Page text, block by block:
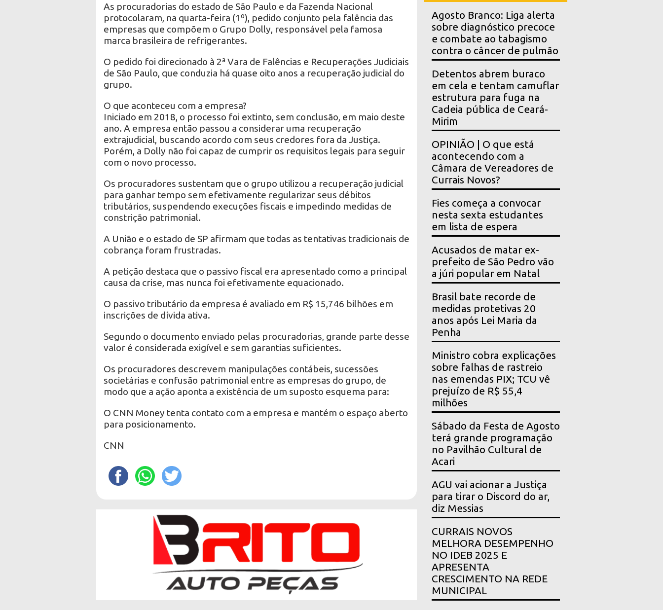
As procuradorias do estado de São Paulo e da Fazenda Nacional
protocolaram, na quarta-feira (1º), pedido conjunto pela falência das
empresas que compõem o Grupo Dolly, responsável pela famosa
marca brasileira de refrigerantes.
O pedido foi direcionado à 2ª Vara de Falências e Recuperações Judiciais
de São Paulo, que conduzia há quase oito anos a recuperação judicial do
grupo.
O que aconteceu com a empresa?
Iniciado em 2018, o processo foi extinto, sem conclusão, em maio deste
ano. A empresa então passou a considerar uma recuperação
extrajudicial, buscando acordo com seus credores fora da Justiça.
Porém, a Dolly não foi capaz de cumprir os requisitos legais para seguir
com o novo processo.
Os procuradores sustentam que o grupo utilizou a recuperação judicial
para ganhar tempo sem efetivamente regularizar seus débitos
tributários, suspendendo execuções fiscais e impedindo medidas de
constrição patrimonial.
A União e o estado de SP afirmam que todas as tentativas tradicionais de
cobrança foram frustradas.
A petição destaca que o passivo fiscal era apresentado como a principal
causa da crise, mas nunca foi efetivamente equacionado.
O passivo tributário da empresa é avaliado em R$ 15,746 bilhões em
inscrições de dívida ativa.
Segundo o documento enviado pelas procuradorias, grande parte desse
valor é considerada exigível e sem garantias suficientes.
Os procuradores descrevem manipulações contábeis, sucessões
societárias e confusão patrimonial entre as empresas do grupo, de
modo que a ação aponta a existência de um suposto esquema para:
O CNN Money tenta contato com a empresa e mantém o espaço aberto
para posicionamento.
CNN
Agosto Branco: Liga alerta
sobre diagnóstico precoce
e combate ao tabagismo
contra o câncer de pulmão
Detentos abrem buraco
em cela e tentam camuflar
estrutura para fuga na
Cadeia pública de Ceará-
Mirim
OPINIÃO | O que está
acontecendo com a
Câmara de Vereadores de
Currais Novos?
Fies começa a convocar
nesta sexta estudantes
em lista de espera
Acusados de matar ex-
prefeito de São Pedro vão
a júri popular em Natal
Brasil bate recorde de
medidas protetivas 20
anos após Lei Maria da
Penha
Ministro cobra explicações
sobre falhas de rastreio
nas emendas PIX; TCU vê
prejuízo de R$ 55,4
milhões
Sábado da Festa de Agosto
terá grande programação
no Pavilhão Cultural de
Acari
AGU vai acionar a Justiça
para tirar o Discord do ar,
diz Messias
CURRAIS NOVOS
MELHORA DESEMPENHO
NO IDEB 2025 E
APRESENTA
CRESCIMENTO NA REDE
MUNICIPAL